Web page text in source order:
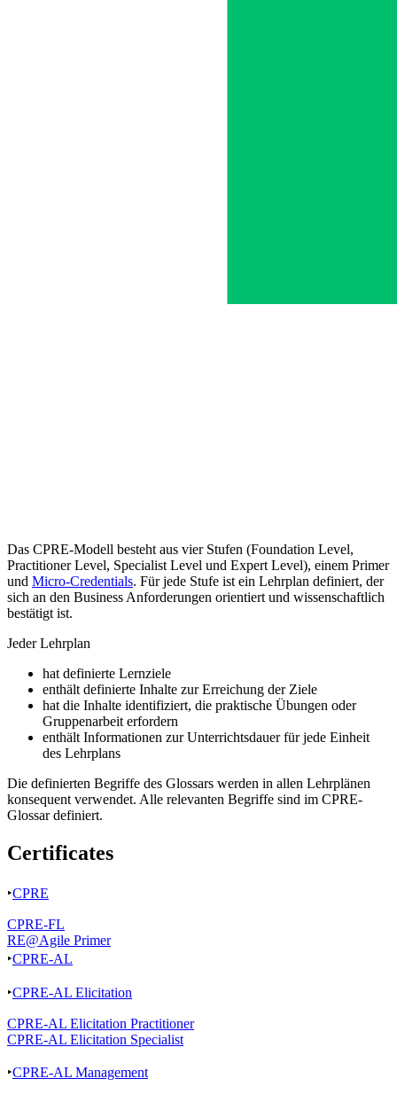
Das CPRE-Modell besteht aus vier Stufen (Foundation Level,
Practitioner Level, Specialist Level und Expert Level), einem Primer
und Micro-Credentials. Für jede Stufe ist ein Lehrplan definiert, der
sich an den Business Anforderungen orientiert und wissenschaftlich
bestätigt ist.
Jeder Lehrplan
hat definierte Lernziele
enthält definierte Inhalte zur Erreichung der Ziele
hat die Inhalte identifiziert, die praktische Übungen oder
Gruppenarbeit erfordern
enthält Informationen zur Unterrichtsdauer für jede Einheit
des Lehrplans
Die definierten Begriffe des Glossars werden in allen Lehrplänen
konsequent verwendet. Alle relevanten Begriffe sind im CPRE-
Glossar definiert.
Certificates
‣CPRE
CPRE-FL
RE@Agile Primer
‣CPRE-AL
‣CPRE-AL Elicitation
CPRE-AL Elicitation Practitioner
CPRE-AL Elicitation Specialist
‣CPRE-AL Management